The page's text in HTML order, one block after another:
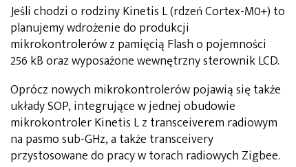
Jeśli chodzi o rodziny Kinetis L (rdzeń Cortex-M0+) to
planujemy wdrożenie do produkcji
mikrokontrolerów z pamięcią Flash o pojemności
256 kB oraz wyposażone wewnętrzny sterownik LCD.
Oprócz nowych mikrokontrolerów pojawią się także
układy SOP, integrujące w jednej obudowie
mikrokontroler Kinetis L z transceiverem radiowym
na pasmo sub-GHz, a także transceivery
przystosowane do pracy w torach radiowych Zigbee.